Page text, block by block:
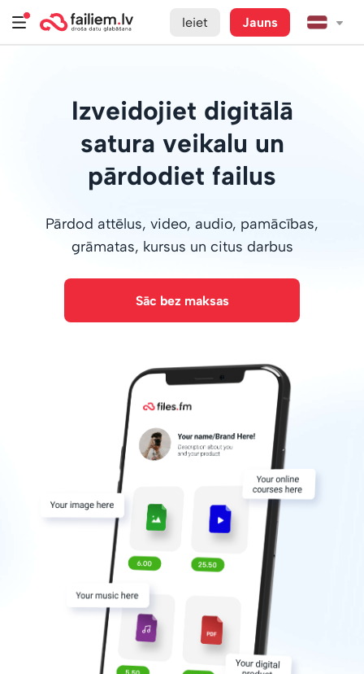
Ieiet Jauns
Izveidojiet digitālā
satura veikalu un
pārdodiet failus
Pārdod attēlus, video, audio, pamācības,
grāmatas, kursus un citus darbus
Sāc bez maksas